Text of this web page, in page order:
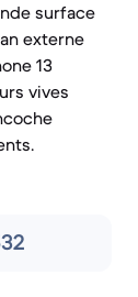
surface
externe
13
vives